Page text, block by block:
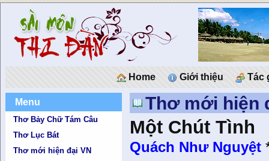
Home Giới thiệu Tác
Menu
Thơ Bảy Chữ Tám Câu
Thơ Lục Bát
Thơ mới hiện đại VN
Thơ mới hiện
Một Chút Tình
Quách Như Nguyệt